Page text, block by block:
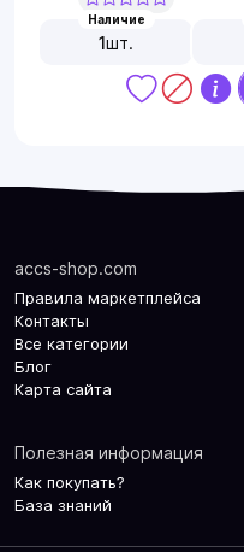
Наличие
1шт.
accs-shop.com
Правила маркетплейса
Контакты
Все категории
Блог
Карта сайта
Полезная информация
Как покупать?
База знаний